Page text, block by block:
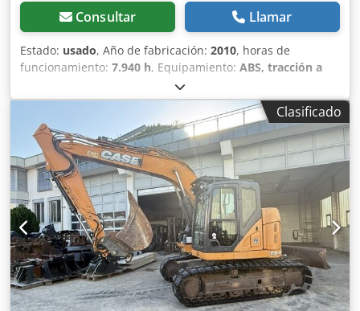
Consultar Llamar
Estado: usado, Año de fabricación: 2010, horas de
funcionamiento: 7.940 h, Equipamiento: ABS, tracción a
, MINIESTACIÓN DE EXCAVACIÓN CASE
Tipo: WX165 (Excavadora hidráulica) Número de
homologación: N211 Dwedpezripcsfx Akbea Fabricante del
motor: Case Potencia del motor: 105 kW Horas de
funcionamiento: 7940 h Peso máximo permitido: 18 000 kg
Longitud para el transporte: 8,19 m Ancho para el
transporte: 1,91 m Altura para el transporte: 2,89 m Color:
Amarillo - Control mediante joystick - Pala niveladora -
Cámara Con gusto le brindamos apoyo también en el
ámbito de la financiación/arrendamiento a través de
nuestros socios. Todos los datos son orientativos. Salvo
error y omisión.
Clasificado